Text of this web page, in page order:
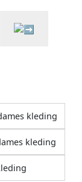
kleding
kleding